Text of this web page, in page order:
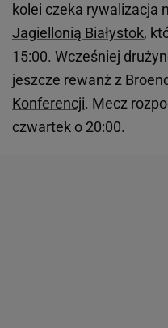
kolei czeka rywalizacja
Jagiellonią Białystok,
15:00. Wcześniej
jeszcze rewanż z
Konferencji. Mecz
czwartek o 20:00.